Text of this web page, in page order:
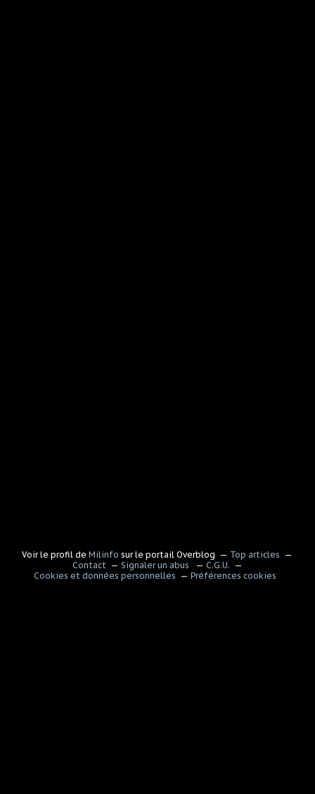
Voir le profil deMilinfo sur le portail Overblog
Top articles
Contact
Signaler un abus
C.G.U.
Cookies et données personnelles
Préférences cookies